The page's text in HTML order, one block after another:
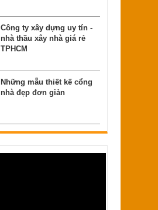
Công ty xây dựng uy tín -
nhà thầu xây nhà giá rẻ
TPHCM
Những mẫu thiết kế cổng
nhà đẹp đơn giản